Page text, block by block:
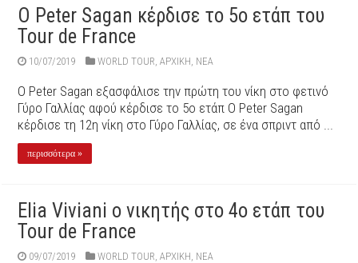
O Peter Sagan κέρδισε το 5ο ετάπ του
Tour de France
10/07/2019 WORLD TOUR ,ΑΡΧΙΚΉ ΝΕΑ
O Peter Sagan εξασφάλισε την πρώτη του νίκη στο φετινό
Γύρο Γαλλίας αφού κέρδισε το 5ο ετάπ O Peter Sagan
κέρδισε τη 12η νίκη στο Γύρο Γαλλίας, σε ένα σπριντ από ...
περισσότερα »
Elia Viviani ο νικητής στο 4ο ετάπ του
Tour de France
09/07/2019 WORLD TOUR ,ΑΡΧΙΚΉ ΝΕΑ